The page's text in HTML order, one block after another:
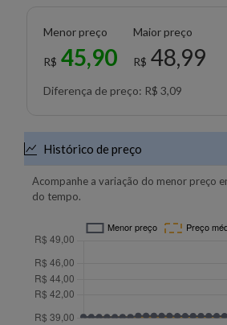
Menor preço
R$ 45,90
Maior preço
R$ 48,99
Diferença de preço: R$ 3,09
Histórico de preço
Acompanhe a variação do menor preço
do tempo.